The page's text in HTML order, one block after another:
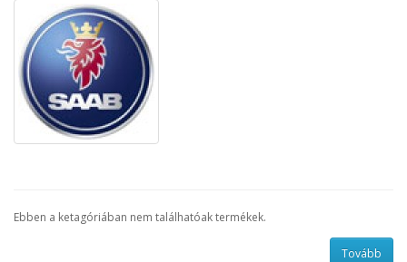
Ebben a ketagóriában nem találhatóak termékek.
Tovább